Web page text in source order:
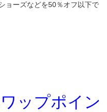
ョーズなどを50％オフ以下で
ップポイン